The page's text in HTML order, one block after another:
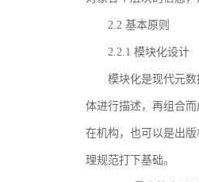
2.2 基本原则
2.2.1 模块化设计
模块化是现代元
体进行描述，再组合
在机构，也可以是出
理规范打下基础。